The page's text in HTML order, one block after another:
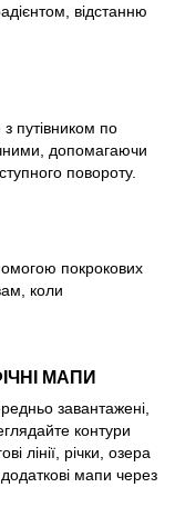
відстанню
путівником по
допомагаючи
повороту.
покрокових
коли
МАПИ
завантажені,
контури
лінії, річки, озера
мапи через